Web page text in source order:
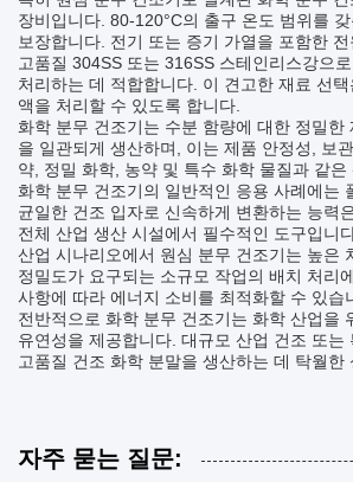
장비입니다. 80-120°C의 출구 온도 범위를
보장합니다. 전기 또는 증기 가열을 포함한
고품질 304SS 또는 316SS 스테인리스강으
처리하는 데 적합합니다. 이 견고한 재료 선
액을 처리할 수 있도록 합니다.
화학 분무 건조기는 수분 함량에 대한 정밀
을 일관되게 생산하며, 이는 제품 안정성, 보
약, 정밀 화학, 농약 및 특수 화학 물질과 같
화학 분무 건조기의 일반적인 응용 사례에는
균일한 건조 입자로 신속하게 변환하는 능력
전체 산업 생산 시설에서 필수적인 도구입니
산업 시나리오에서 원심 분무 건조기는 높은
정밀도가 요구되는 소규모 작업의 배치 처리
사항에 따라 에너지 소비를 최적화할 수 있습
전반적으로 화학 분무 건조기는 화학 산업을
유연성을 제공합니다. 대규모 산업 건조 또
고품질 건조 화학 분말을 생산하는 데 탁월한
자주 묻는 질문: